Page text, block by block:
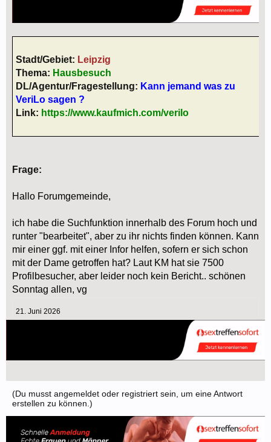
Stadt/Gebiet: Leipzig
Thema: Hausbesuch
DL/Agentur/Fragestellung: Kann jemand was zu
VeriLo sagen ?
Link: https://www.kaufmich.com/verilo
Frage:
Hallo Forumgemeinde,
ich habe die Suchfunktion innerhalb des Forum hoch und
runter "bearbeitet", aber zu ihr nichts finden können. Kann
mir einer ggf. mit einer Infor helfen, sofern er sich schon
mit der Dame getroffen hat? Laut KM hat sie 7500
Profilbesucher, aber leider noch kein Bericht.. schönen
Sonntag allen, vg
21. Juni 2026
(Du musst angemeldet oder registriert sein, um eine Antwort
erstellen zu können.)